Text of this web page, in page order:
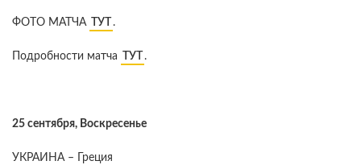
ФОТО МАТЧА ТУТ .
Подробности матча ТУТ .
25 сентября, Воскресенье
УКРАИНА – Греция